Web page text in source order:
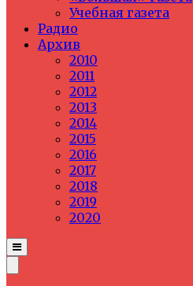
Учебная газета
Радио
Архив
2010
2011
2012
2013
2014
2015
2016
2017
2018
2019
2020